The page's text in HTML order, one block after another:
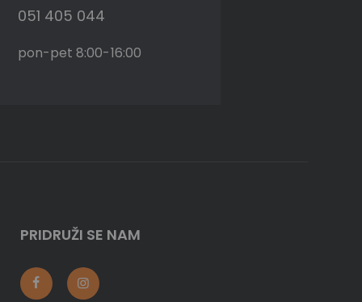
051 405 044
pon-pet 8:00-16:00
PRIDRUŽI SE NAM